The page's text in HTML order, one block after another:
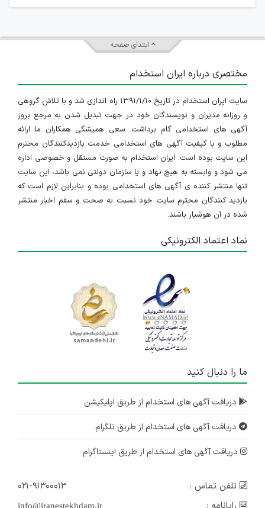
ابتدای صفحه
مختصری درباره ایران استخدام
سایت ایران استخدام در تاریخ ۱۳۹۱/۱/۱۰ راه اندازی شد و با تلاش گروهی
و روزانه مدیران و نویسندگان خود در جهت تبدیل شدن به مرجع بروز
آگهی های استخدامی گام برداشت. سعی همیشگی همکاران ما ارائه
مطلوب و با کیفیت آگهی های استخدامی خدمت بازدیدکنندگان محترم
این سایت بوده است. ایران استخدام به صورت مستقل و خصوصی اداره
می شود و وابسته به هیچ نهاد و یا سازمان دولتی نمی باشد، این سایت
تنها منتشر کننده ی آگهی های استخدامی بوده و بنابراین لازم است که
بازدید کنندگان محترم سایت خود نسبت به صحت و سقم اخبار منتشر
شده در آن هوشیار باشند.
نماد اعتماد الکترونیکی
ما را دنبال کنید
دریافت آگهی های استخدام از طریق اپلیکیشن
دریافت آگهی های استخدام از طریق تلگرام
دریافت آگهی های استخدام از طریق اینستاگرام
تلفن تماس :
۰۲۱-۹۱۳۰۰۰۱۳
info@iranestekhdam.ir